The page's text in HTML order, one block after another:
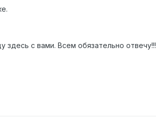
здесь с вами. Всем обязательно отвечу!!!